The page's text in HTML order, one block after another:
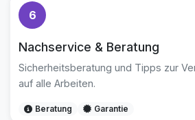
6
Nachservice & Beratung
Sicherheitsberatung und Tipps zur
auf alle Arbeiten.
Beratung Garantie